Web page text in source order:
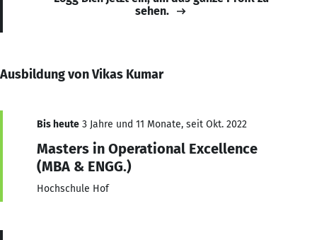
sehen.
Ausbildung von Vikas Kumar
Bis heute 3 Jahre und 11 Monate, seit Okt. 2022
Masters in Operational Excellence
(MBA & ENGG.)
Hochschule Hof